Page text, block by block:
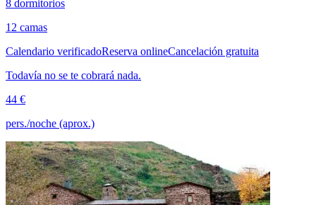
8 dormitorios
12 camas
Calendario verificadoReserva onlineCancelación gratuita
Todavía no se te cobrará nada.
44 €
pers./noche (aprox.)